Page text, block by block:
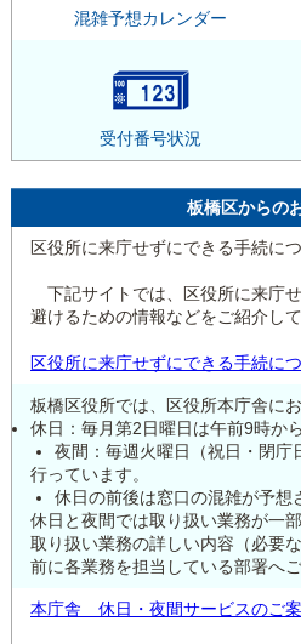
混雑予想カレンダー
受付番号状況
板橋区からの
区役所に来庁せずにできる手続に
下記サイトでは、区役所に来庁
避けるための情報などをご紹介して
区役所に来庁せずにできる手続に
板橋区役所では、区役所本庁舎に
休日：毎月第2日曜日は午前9時か
夜間：毎週火曜日（祝日・閉庁
行っています。
休日の前後は窓口の混雑が予想
休日と夜間では取り扱い業務が一部
取り扱い業務の詳しい内容（必要
前に各業務を担当している部署へ
本庁舎 休日・夜間サービスのご